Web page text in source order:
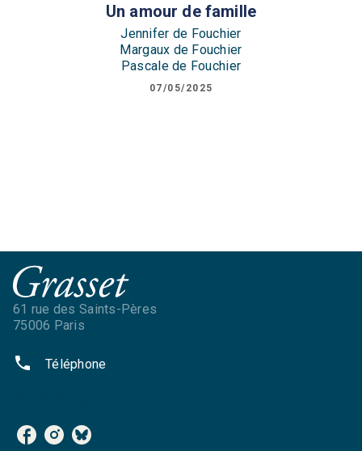
Un amour de famille
Jennifer de Fouchier
Margaux de Fouchier
Pascale de Fouchier
07/05/2025
61 rue des Saints-Pères
75006 Paris
phone Téléphone